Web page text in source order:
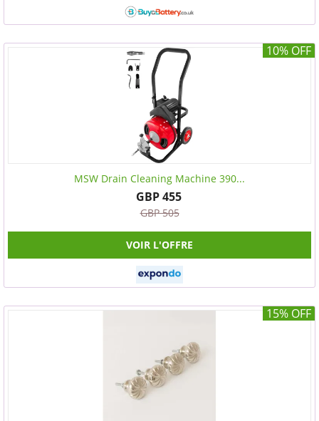
10% OFF
MSW Drain Cleaning Machine 390...
GBP 455
GBP 505
VOIR L'OFFRE
15% OFF